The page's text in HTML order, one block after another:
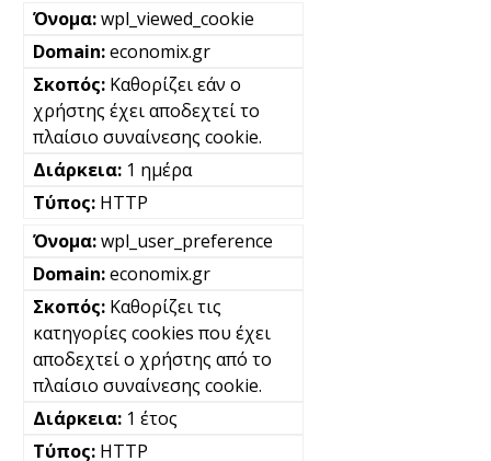
wpl_viewed_cookie
economix.gr
Καθορίζει εάν ο
χρήστης έχει αποδεχτεί το
πλαίσιο συναίνεσης cookie.
1 ημέρα
HTTP
wpl_user_preference
economix.gr
Καθορίζει τις
κατηγορίες cookies που έχει
αποδεχτεί ο χρήστης από το
πλαίσιο συναίνεσης cookie.
1 έτος
HTTP